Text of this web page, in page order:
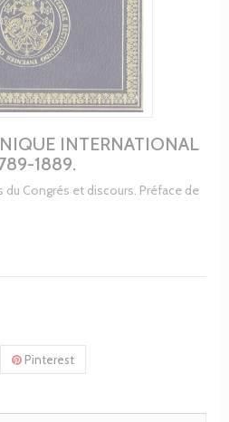
INTERNATIONAL
1889.
Congrés et discours. Préface de
Pinterest